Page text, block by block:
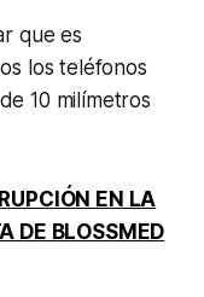
que es
los teléfonos
10 milímetros
EN LA
DE BLOSSMED